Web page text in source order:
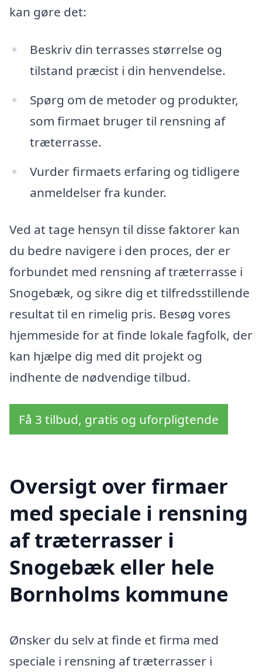
kan gøre det:
Beskriv din terrasses størrelse og
tilstand præcist i din henvendelse.
Spørg om de metoder og produkter,
som firmaet bruger til rensning af
træterrasse.
Vurder firmaets erfaring og tidligere
anmeldelser fra kunder.
Ved at tage hensyn til disse faktorer kan
du bedre navigere i den proces, der er
forbundet med rensning af træterrasse i
Snogebæk, og sikre dig et tilfredsstillende
resultat til en rimelig pris. Besøg vores
hjemmeside for at finde lokale fagfolk, der
kan hjælpe dig med dit projekt og
indhente de nødvendige tilbud.
Få 3 tilbud, gratis og uforpligtende
Oversigt over firmaer
med speciale i rensning
af træterrasser i
Snogebæk eller hele
Bornholms kommune
Ønsker du selv at finde et firma med
speciale i rensning af træterrasser i